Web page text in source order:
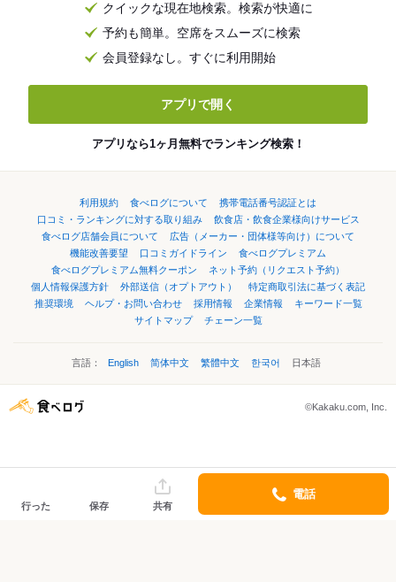
クイックな現在地検索。検索が快適に
予約も簡単。空席をスムーズに検索
会員登録なし。すぐに利用開始
アプリで開く
アプリなら1ヶ月無料でランキング検索！
利用規約 食べログについて
携帯電話番号認証とは
口コミ・ランキングに対する取り組み
飲食店・飲食企業様向けサービス
食べログ店舗会員について
広告（メーカー・団体様等向け）について
機能改善要望
口コミガイドライン
食べログプレミアム
食べログプレミアム無料クーポン
ネット予約（リクエスト予約）
個人情報保護方針
外部送信（オプトアウト）
特定商取引法に基づく表記
推奨環境
ヘルプ・お問い合わせ 採用情報 企業情報
キーワード一覧
サイトマップ
チェーン一覧
言語： English 简体中文 繁體中文 한국어 日本語
©Kakaku.com, Inc.
行った 保存 共有
電話